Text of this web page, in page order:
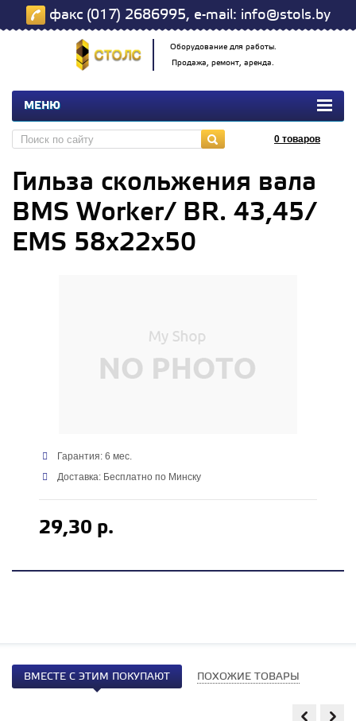
факс (017) 2686995, e-mail: info@stols.by
Оборудование для работы.
Продажа, ремонт, аренда.
МЕНЮ
0 товаров
Гильза скольжения вала
BMS Worker/ BR. 43,45/
EMS 58х22х50
Гарантия: 6 мес.
Доставка: Бесплатно по Минску
29,30 р.
ВМЕСТЕ С ЭТИМ ПОКУПАЮТ ПОХОЖИЕ ТОВАРЫ